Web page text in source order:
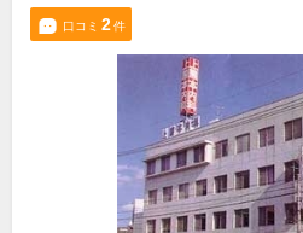
口コミ 2件